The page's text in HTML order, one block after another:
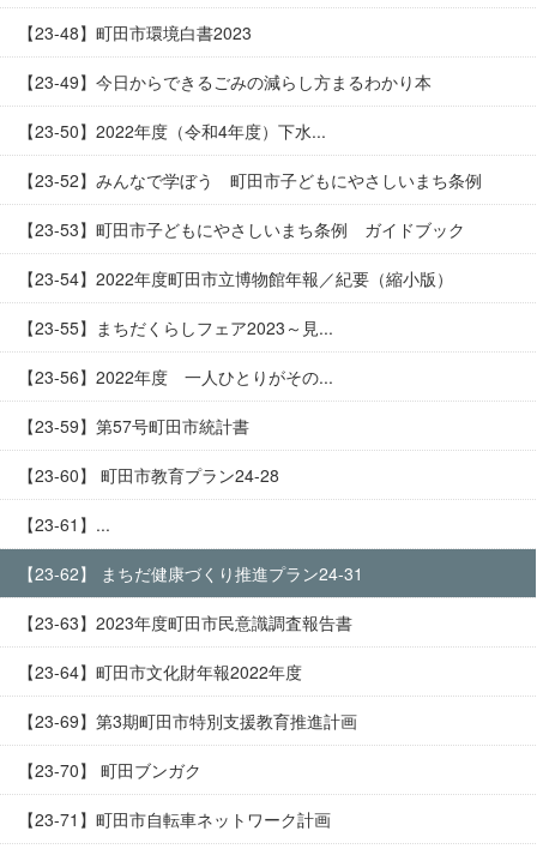
【23-48】町田市環境白書2023
【23-49】今日からできるごみの減らし方まるわかり本
【23-50】2022年度（令和4年度）下水...
【23-52】みんなで学ぼう 町田市子どもにやさしいまち条例
【23-53】町田市子どもにやさしいまち条例 ガイドブック
【23-54】2022年度町田市立博物館年報／紀要（縮小版）
【23-55】まちだくらしフェア2023～見...
【23-56】2022年度 一人ひとりがその...
【23-59】第57号町田市統計書
【23-60】 町田市教育プラン24-28
【23-61】...
【23-62】 まちだ健康づくり推進プラン24-31
【23-63】2023年度町田市民意識調査報告書
【23-64】町田市文化財年報2022年度
【23-69】第3期町田市特別支援教育推進計画
【23-70】 町田ブンガク
【23-71】町田市自転車ネットワーク計画